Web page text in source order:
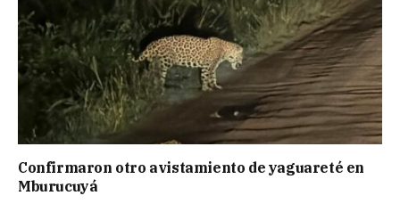
Confirmaron otro avistamiento de yaguareté en
Mburucuyá